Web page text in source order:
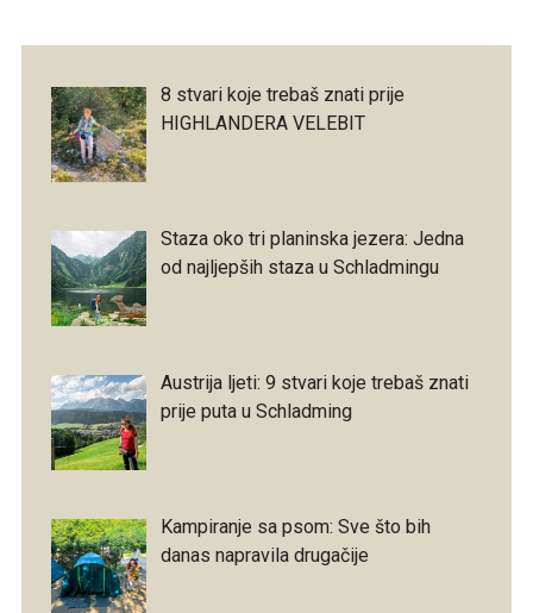
8 stvari koje trebaš znati prije
HIGHLANDERA VELEBIT
Staza oko tri planinska jezera: Jedna
od najljepših staza u Schladmingu
Austrija ljeti: 9 stvari koje trebaš znati
prije puta u Schladming
Kampiranje sa psom: Sve što bih
danas napravila drugačije